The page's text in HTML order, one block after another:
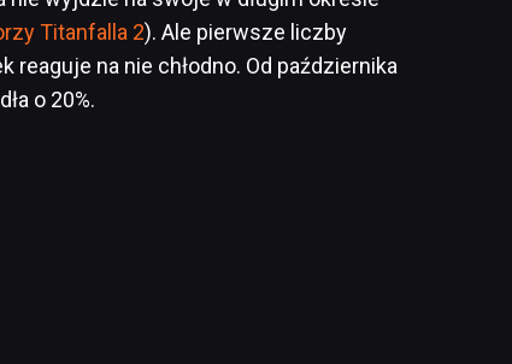
Titanfalla 2). Ale pierwsze liczby
na nie chłodno. Od października
o 20%.